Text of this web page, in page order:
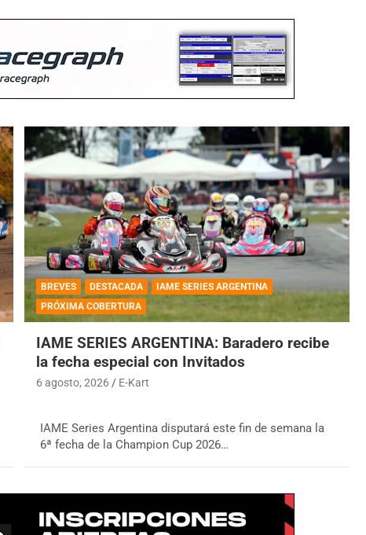
BREVES DESTACADA
IAME SERIES ARGENTINA
PRÓXIMA COBERTURA
IAME SERIES ARGENTINA: Baradero recibe
la fecha especial con Invitados
6 agosto, 2026 E-Kart
IAME Series Argentina disputará este fin de semana la
6ª fecha de la Champion Cup 2026…